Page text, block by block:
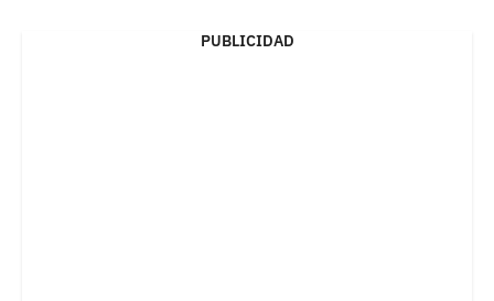
PUBLICIDAD